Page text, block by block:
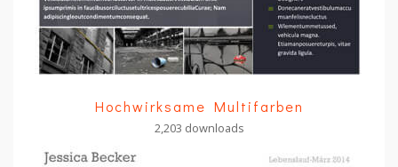
Hochwirksame Multifarben
2,203 downloads